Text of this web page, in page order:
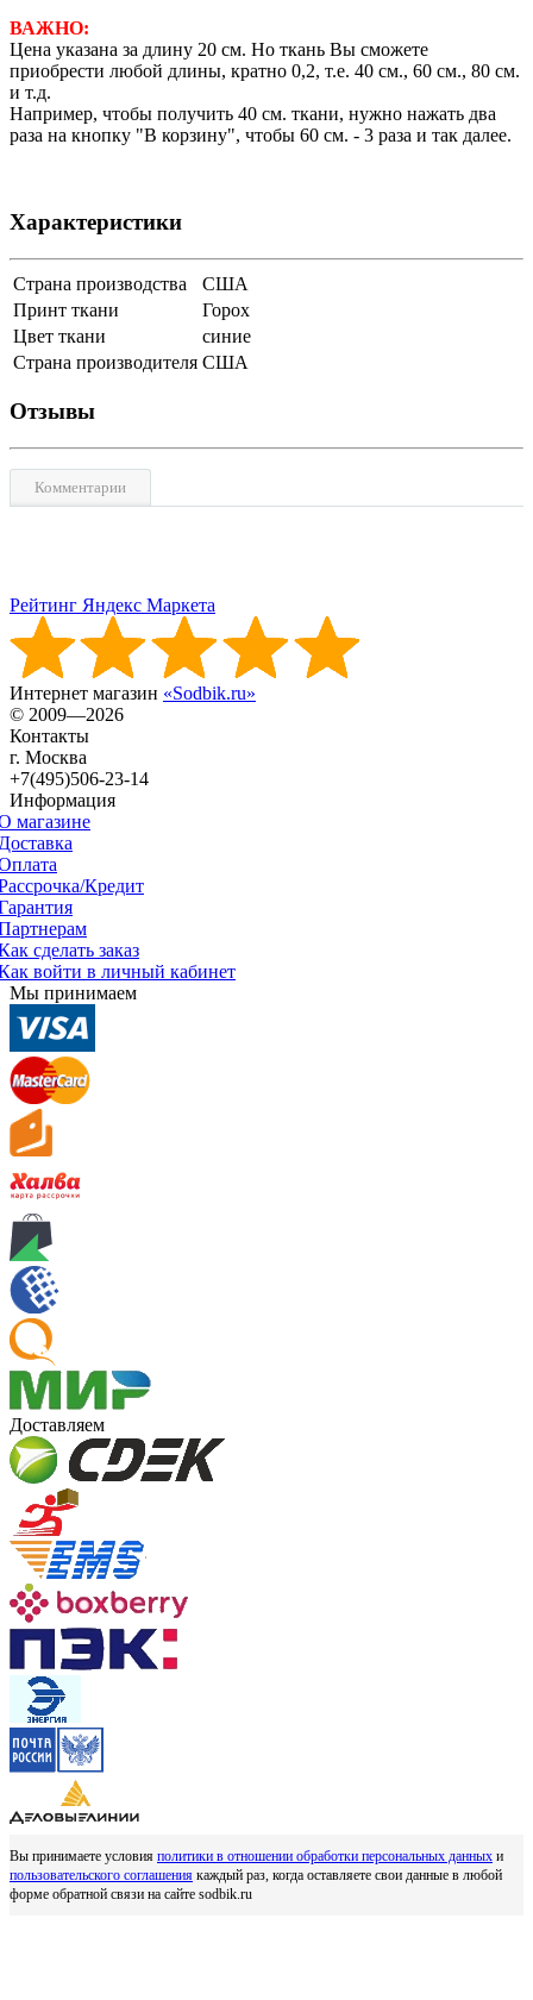
ВАЖНО:
Цена указана за длину 20 см. Но ткань Вы сможете
приобрести любой длины, кратно 0,2, т.е. 40 см., 60 см., 80 см.
и т.д.
Например, чтобы получить 40 см. ткани, нужно нажать два
раза на кнопку "В корзину", чтобы 60 см. - 3 раза и так далее.
Характеристики
Страна производства
США
Принт ткани
Горох
Цвет ткани
синие
Страна производителя США
Отзывы
Комментарии
Рейтинг Яндекс Маркета
Интернет магазин «Sodbik.ru»
© 2009—2026
Контакты
г. Москва
+7(495)506-23-14
Информация
магазине
Кредит
сделать заказ
войти в личный кабинет
Мы принимаем
Доставляем
Вы принимаете условия политики в отношении обработки персональных данных и
пользовательского соглашения каждый раз, когда оставляете свои данные в любой
форме обратной связи на сайте sodbik.ru